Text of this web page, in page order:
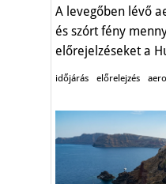
A levegőben lévő
és szórt fény
előrejelzéseket a
időjárás előrelejzés